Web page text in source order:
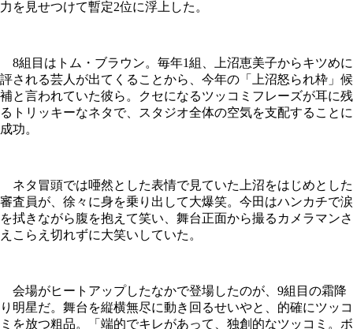
力を見せつけて暫定2位に浮上した。
8組目はトム・ブラウン。毎年1組、上沼恵美子からキツめに
評される芸人が出てくることから、今年の「上沼怒られ枠」候
補と言われていた彼ら。クセになるツッコミフレーズが耳に残
るトリッキーなネタで、スタジオ全体の空気を支配することに
成功。
ネタ冒頭では唖然とした表情で見ていた上沼をはじめとした
審査員が、徐々に身を乗り出して大爆笑。今田はハンカチで涙
を拭きながら腹を抱えて笑い、舞台正面から撮るカメラマンさ
えこらえ切れずに大笑いしていた。
会場がヒートアップしたなかで登場したのが、9組目の霜降
り明星だ。舞台を縦横無尽に動き回るせいやと、的確にツッコ
ミを放つ粗品。「端的でキレがあって、独創的なツッコミ。ボ